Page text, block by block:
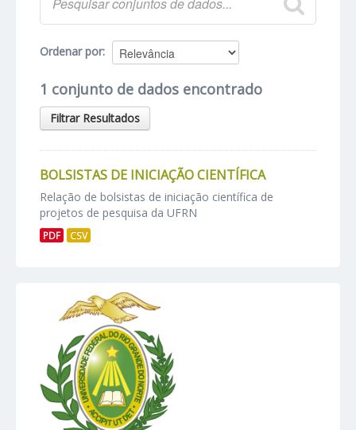
Ordenar por
1 conjunto de dados encontrado
Filtrar Resultados
BOLSISTAS DE INICIAÇÃO CIENTÍFICA
Relação de bolsistas de iniciação científica de
projetos de pesquisa da UFRN
PDF CSV